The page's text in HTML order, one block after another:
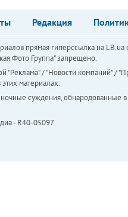
Редакция
прямая гиперссылка на
Фото Группа" запрещено.
/ "Новости компаний" /
материалах.
суждения, обнародованные
- R40-05097